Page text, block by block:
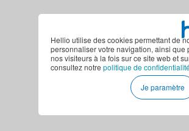
Hellio utilise des cookies permettant de
personnaliser votre navigation, ainsi
nos visiteurs à la fois sur ce site web et
consultez notre politique de
Je paramètre